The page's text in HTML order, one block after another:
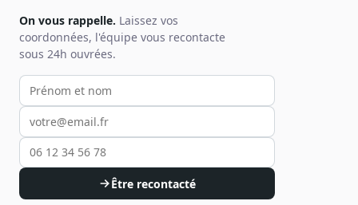
On vous rappelle. Laissez vos
coordonnées, l'équipe vous recontacte
sous 24h ouvrées.
Votre prénom et nom
Votre email
Votre téléphone
Être recontacté